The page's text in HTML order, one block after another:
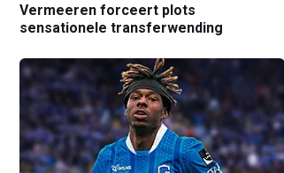
Vermeeren forceert plots
sensationele transferwending